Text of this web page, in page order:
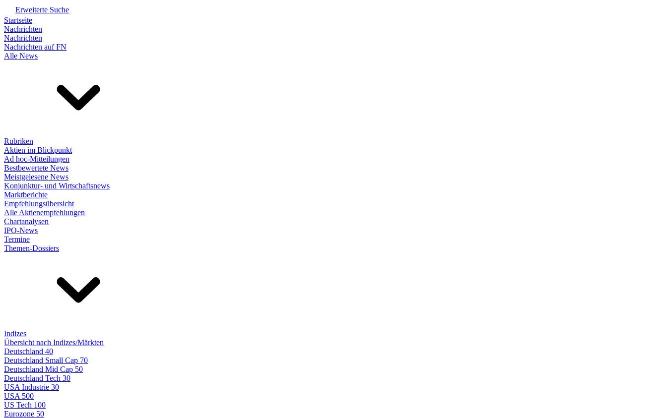
Erweiterte Suche
Startseite
Nachrichten
Nachrichten
Nachrichten auf FN
Alle News
Rubriken
Aktien im Blickpunkt
Ad hoc-Mitteilungen
Bestbewertete News
Meistgelesene News
Konjunktur- und Wirtschaftsnews
Marktberichte
Empfehlungsübersicht
Alle Aktienempfehlungen
Chartanalysen
IPO-News
Termine
Themen-Dossiers
Indizes
Übersicht nach Indizes/Märkten
Deutschland 40
Deutschland Small Cap 70
Deutschland Mid Cap 50
Deutschland Tech 30
USA Industrie 30
USA 500
US Tech 100
Eurozone 50